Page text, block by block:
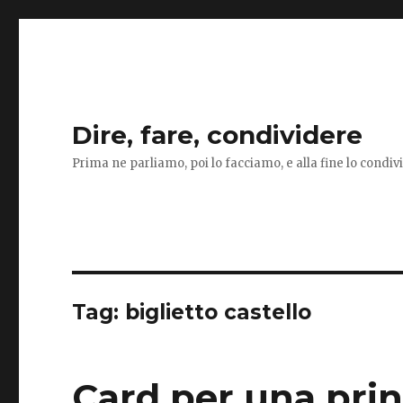
Dire, fare, condividere
Prima ne parliamo, poi lo facciamo, e alla fine lo
Tag: biglietto castello